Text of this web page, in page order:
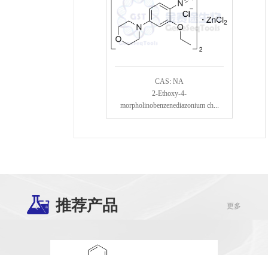
CAS: NA
2-Ethoxy-4-
morpholinobenzenediazonium ch...
推荐产品 更多